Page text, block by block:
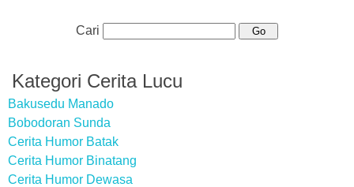
Cari
Kategori Cerita Lucu
Bakusedu Manado
Bobodoran Sunda
Cerita Humor Batak
Cerita Humor Binatang
Cerita Humor Dewasa